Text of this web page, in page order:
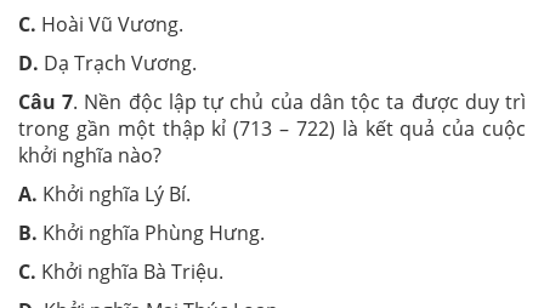
C. Hoài Vũ Vương.
D. Dạ Trạch Vương.
Câu 7. Nền độc lập tự chủ của dân tộc ta được duy trì
trong gần một thập kỉ (713 – 722) là kết quả của cuộc
khởi nghĩa nào?
A. Khởi nghĩa Lý Bí.
B. Khởi nghĩa Phùng Hưng.
C. Khởi nghĩa Bà Triệu.